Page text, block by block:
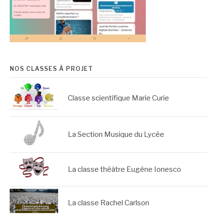
NOS CLASSES À PROJET
Classe scientifique Marie Curie
La Section Musique du Lycée
La classe théâtre Eugène Ionesco
La classe Rachel Carlson